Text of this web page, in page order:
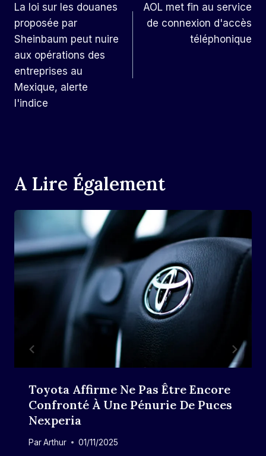
De
L’article
La loi sur les douanes
proposée par
Sheinbaum peut nuire
aux opérations des
entreprises au
Mexique, alerte
l'indice
AOL met fin au service
de connexion d'accès
téléphonique
A Lire Également
Toyota Affirme Ne Pas Être Encore
Confronté À Une Pénurie De Puces
Nexperia
ParArthur 01/11/2025